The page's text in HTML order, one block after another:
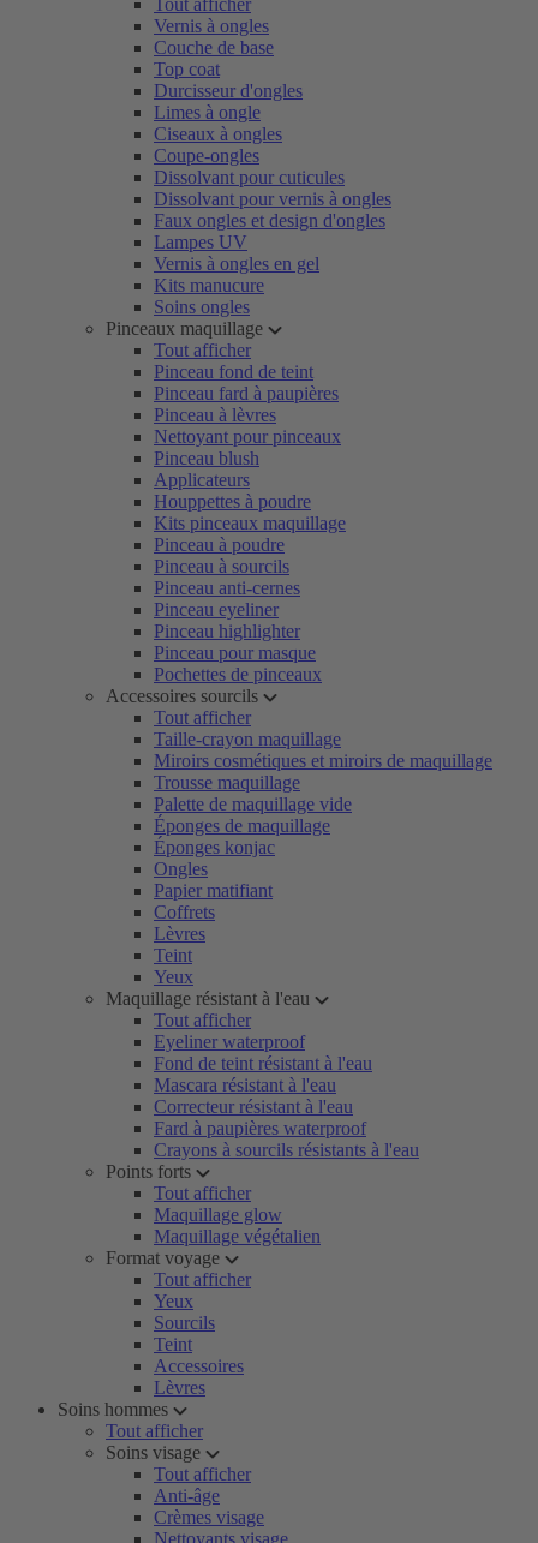
Tout afficher
Vernis à ongles
Couche de base
Top coat
Durcisseur d'ongles
Limes à ongle
Ciseaux à ongles
Coupe-ongles
Dissolvant pour cuticules
Dissolvant pour vernis à ongles
Faux ongles et design d'ongles
Lampes UV
Vernis à ongles en gel
Kits manucure
Soins ongles
Pinceaux maquillage
Tout afficher
Pinceau fond de teint
Pinceau fard à paupières
Pinceau à lèvres
Nettoyant pour pinceaux
Pinceau blush
Applicateurs
Houppettes à poudre
Kits pinceaux maquillage
Pinceau à poudre
Pinceau à sourcils
Pinceau anti-cernes
Pinceau eyeliner
Pinceau highlighter
Pinceau pour masque
Pochettes de pinceaux
Accessoires sourcils
Tout afficher
Taille-crayon maquillage
Miroirs cosmétiques et miroirs de maquillage
Trousse maquillage
Palette de maquillage vide
Éponges de maquillage
Éponges konjac
Ongles
Papier matifiant
Coffrets
Lèvres
Teint
Yeux
Maquillage résistant à l'eau
Tout afficher
Eyeliner waterproof
Fond de teint résistant à l'eau
Mascara résistant à l'eau
Correcteur résistant à l'eau
Fard à paupières waterproof
Crayons à sourcils résistants à l'eau
Points forts
Tout afficher
Maquillage glow
Maquillage végétalien
Format voyage
Tout afficher
Yeux
Sourcils
Teint
Accessoires
Lèvres
Soins hommes
Tout afficher
Soins visage
Tout afficher
Anti-âge
Crèmes visage
Nettoyants visage